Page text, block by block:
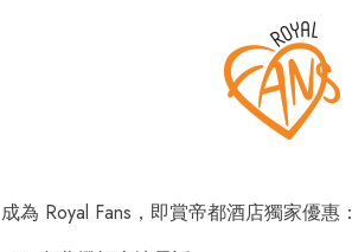
成為 Royal Fans，即賞帝都酒店獨家優惠：